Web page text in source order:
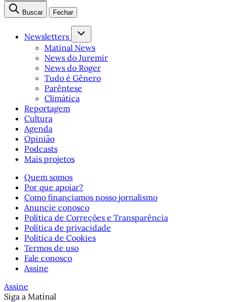
Buscar Fechar
Newsletters
Matinal News
News do Juremir
News do Roger
Tudo é Gênero
Parêntese
Climática
Reportagem
Cultura
Agenda
Opinião
Podcasts
Mais projetos
Quem somos
Por que apoiar?
Como financiamos nosso jornalismo
Anuncie conosco
Política de Correções e Transparência
Política de privacidade
Política de Cookies
Termos de uso
Fale conosco
Assine
Assine
Siga a Matinal